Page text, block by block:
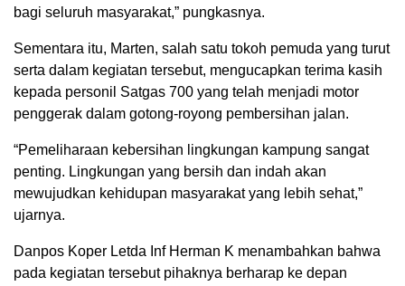
bagi seluruh masyarakat,” pungkasnya.
Sementara itu, Marten, salah satu tokoh pemuda yang turut
serta dalam kegiatan tersebut, mengucapkan terima kasih
kepada personil Satgas 700 yang telah menjadi motor
penggerak dalam gotong-royong pembersihan jalan.
“Pemeliharaan kebersihan lingkungan kampung sangat
penting. Lingkungan yang bersih dan indah akan
mewujudkan kehidupan masyarakat yang lebih sehat,”
ujarnya.
Danpos Koper Letda Inf Herman K menambahkan bahwa
pada kegiatan tersebut pihaknya berharap ke depan